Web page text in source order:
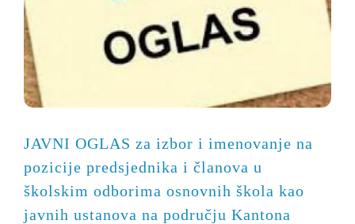
JAVNI OGLAS za izbor i imenovanje na
pozicije predsjednika i članova u
školskim odborima osnovnih škola kao
javnih ustanova na području Kantona